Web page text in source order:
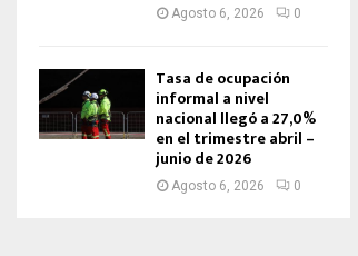
Agosto 6, 2026 0
Tasa de ocupación
informal a nivel
nacional llegó a 27,0%
en el trimestre abril –
junio de 2026
Agosto 6, 2026 0